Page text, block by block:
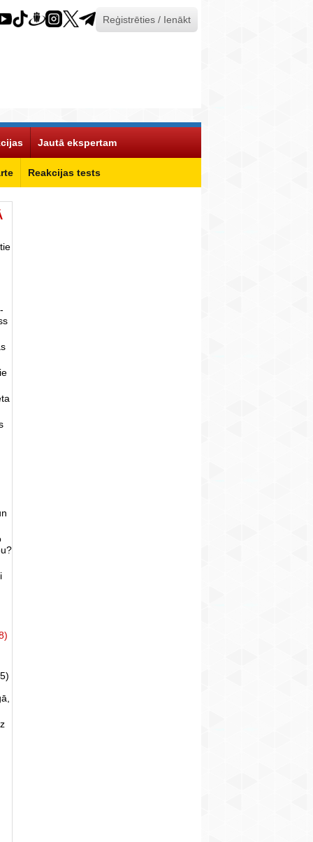
Reģistrēties / Ienākt
Reakcijas tests
Jautā ekspertam